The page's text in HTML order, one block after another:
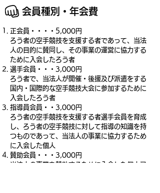
​会員種別・年会費
正会員・・・・5,000円
ろう者の空手競技を支援する者であって、当法
人の目的に賛同し、その事業の運営に協力する
ために入会したろう者
選手会員・・・3,000円
ろう者で、当法人が開催・後援及び派遣をする
国内・国際的な空手競技大会に参加するために
入会したろう者
指導員会員・・3,000円
ろう者の空手競技を支援する者選手会員を育成
し、ろう者の空手競技に対して指導の知識を持
つものであって、当法人の事業に協力するため
に入会した個人
賛助会員・・・3,000円
​当法人の事業を賛助するために入会した個人又